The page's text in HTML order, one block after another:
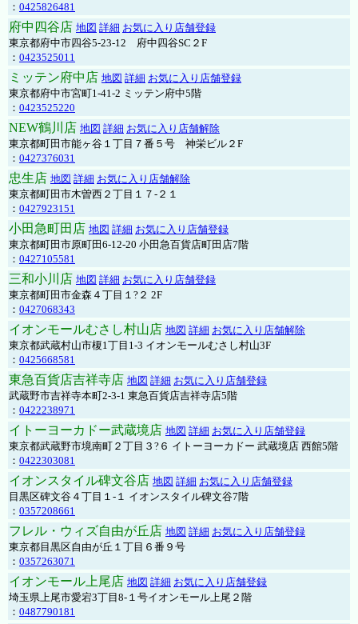
： 0425826481
府中四谷店 地図 詳細 お気に入り店舗登録
東京都府中市四谷5-23-12 府中四谷SC２F
： 0423525011
ミッテン府中店 地図 詳細 お気に入り店舗登録
東京都府中市宮町1-41-2 ミッテン府中5階
： 0423525220
NEW鶴川店 地図 詳細 お気に入り店舗解除
東京都町田市能ヶ谷１丁目７番５号 神栄ビル２F
： 0427376031
忠生店 地図 詳細 お気に入り店舗解除
東京都町田市木曽西２丁目１７-２１
： 0427923151
小田急町田店 地図 詳細 お気に入り店舗登録
東京都町田市原町田6-12-20 小田急百貨店町田店7階
： 0427105581
三和小川店 地図 詳細 お気に入り店舗登録
東京都町田市金森４丁目１?２ 2F
： 0427068343
イオンモールむさし村山店 地図 詳細 お気に入り店舗解除
東京都武蔵村山市榎1丁目1-3 イオンモールむさし村山3F
： 0425668581
東急百貨店吉祥寺店 地図 詳細 お気に入り店舗登録
武蔵野市吉祥寺本町2-3-1 東急百貨店吉祥寺店5階
： 0422238971
イトーヨーカドー武蔵境店 地図 詳細 お気に入り店舗登録
東京都武蔵野市境南町２丁目３?６ イトーヨーカドー 武蔵境店 西館5階
： 0422303081
イオンスタイル碑文谷店 地図 詳細 お気に入り店舗登録
目黒区碑文谷４丁目１-１ イオンスタイル碑文谷7階
： 0357208661
フレル・ウィズ自由が丘店 地図 詳細 お気に入り店舗登録
東京都目黒区自由が丘１丁目６番９号
： 0357263071
イオンモール上尾店 地図 詳細 お気に入り店舗登録
埼玉県上尾市愛宕3丁目8-１号イオンモール上尾２階
： 0487790181